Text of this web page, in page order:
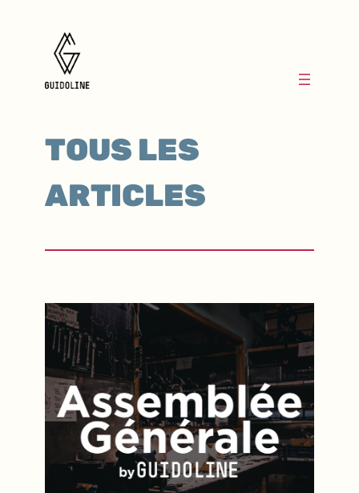
TOUS LES
ARTICLES